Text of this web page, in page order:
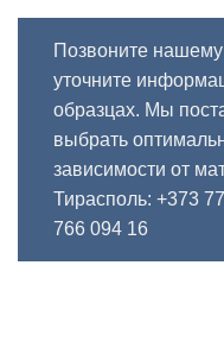
Позвоните
уточните
образцах. Мы
выбрать
зависимости от
Тирасполь: +373
766 094 16